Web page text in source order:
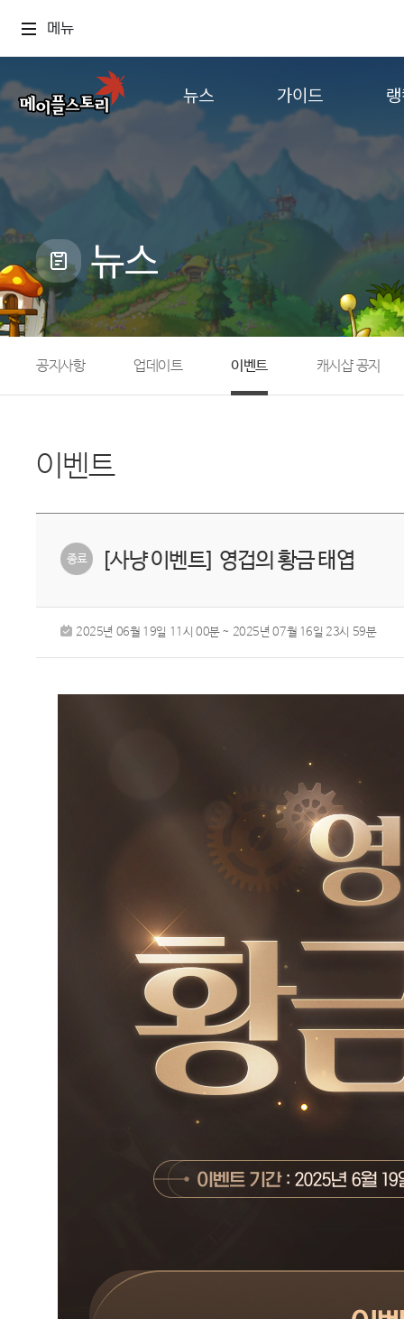
메뉴
뉴스
공지사항
업데이트
캐시샵 공지
메이플 알림판
with maple
가이드
게임정보
직업소개
확률형 아이템
NEXON NOW
뉴스
공지사항 업데이트 이벤트 캐시샵 공지
이벤트
[사냥 이벤트] 영겁의 황금 태엽
2025년 06월 19일 11시 00분 ~ 2025년 07월 16일 23시 59분